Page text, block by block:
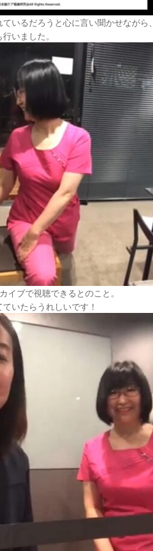
いるだろうと心に言い聞かせながら
いました。
イブで視聴できるとのこと。
いたらうれしいです！